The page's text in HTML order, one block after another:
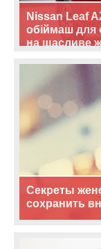
Nissan Leaf
обіймаш для
на щасливе
Секреты
сохранить